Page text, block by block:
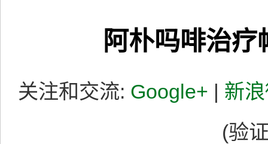
阿朴吗啡治
关注和交流: Google+ | 新
(验